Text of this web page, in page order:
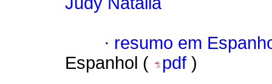
· resumo em
Espanhol (
pdf )